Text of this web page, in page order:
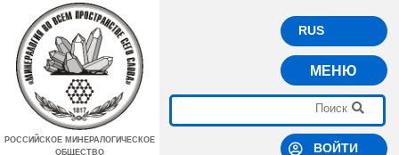
РОССИЙСКОЕ МИНЕРАЛОГИЧЕСКОЕ
ОБЩЕСТВО
RUS
МЕНЮ
ВОЙТИ